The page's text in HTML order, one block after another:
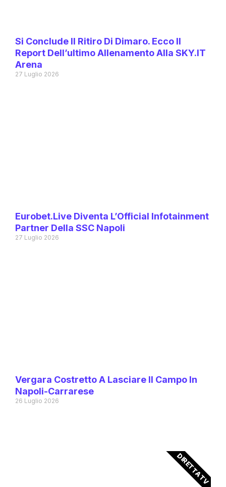
Si Conclude Il Ritiro Di Dimaro. Ecco Il
Report Dell’ultimo Allenamento Alla SKY.IT
Arena
27 Luglio 2026
Eurobet.live Diventa L’Official Infotainment
Partner Della SSC Napoli
27 Luglio 2026
Vergara Costretto A Lasciare Il Campo In
Napoli-Carrarese
26 Luglio 2026
DIRETTA TV